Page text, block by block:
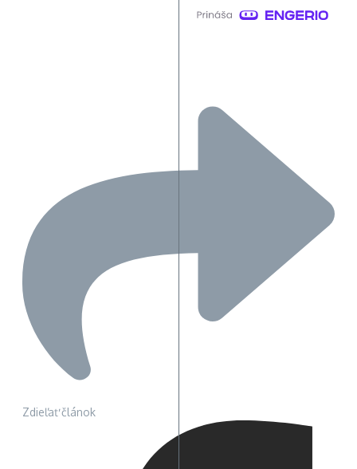
Zdieľať článok